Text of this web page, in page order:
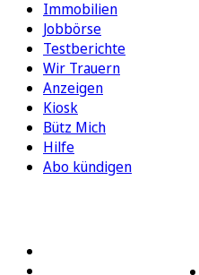
Immobilien
Jobbörse
Testberichte
Wir Trauern
Anzeigen
Kiosk
Bütz Mich
Hilfe
Abo kündigen